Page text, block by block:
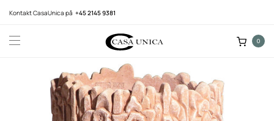
Kontakt CasaUnica på +45 2145 9381
0